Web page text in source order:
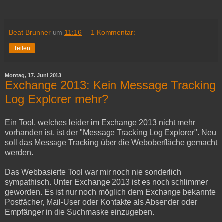
Beat Brunner um 11:16 1 Kommentar:
Teilen
Montag, 17. Juni 2013
Exchange 2013: Kein Message Tracking
Log Explorer mehr?
Ein Tool, welches leider im Exchange 2013 nicht mehr
vorhanden ist, ist der "Message Tracking Log Explorer". Neu
soll das Message Tracking über die Weboberfläche gemacht
werden.
Das Webbasierte Tool war mir noch nie sonderlich
sympathisch. Unter Exchange 2013 ist es noch schlimmer
geworden. Es ist nur noch möglich dem Exchange bekannte
Postfächer, Mail-User oder Kontakte als Absender oder
Empfänger in die Suchmaske einzugeben.